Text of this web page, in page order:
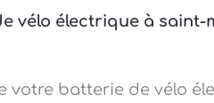
vélo électrique à
votre batterie de vélo